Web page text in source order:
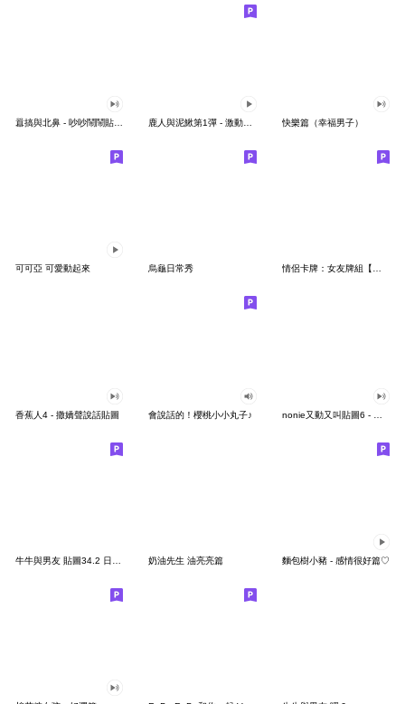
快樂篇（幸福男子）
可可亞 可愛動起來 烏龜日常秀 情侶卡牌：女友牌組【噗噗】
香蕉人4 - 撒嬌聲說話貼圖 會說話的！櫻桃小小丸子♪
奶油先生 油亮亮篇 麵包樹小豬 - 感情很好篇♡